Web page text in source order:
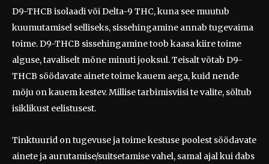
D9-THCB isolaadi või Delta-9 THC, kuna see muutub
kuumutamisel selliseks, sissehingamine annab tugevaima
toime. D9-THCB sissehingamine toob kaasa kiire toime
alguse, tavaliselt mõne minuti jooksul. Teisalt võtab D9-
THCB söödavate ainete toime kauem aega, kuid nende
mõju on kauem kestev. Millise tarbimisviisi te valite, sõltub
isiklikust eelistusest.
Tinktuurid on tugevuse ja toime kestuse poolest söödavate
ainete ja aurutamise/suitsetamise vahel, samal ajal kui dabs